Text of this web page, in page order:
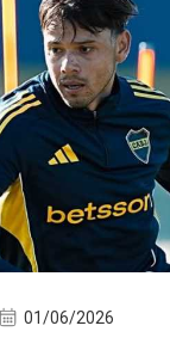
01/06/2026